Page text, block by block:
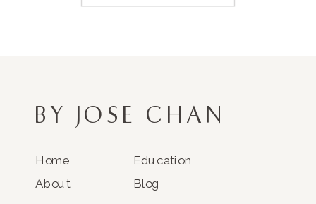
BY JOSE CHAN
Home
About
Education
Blog